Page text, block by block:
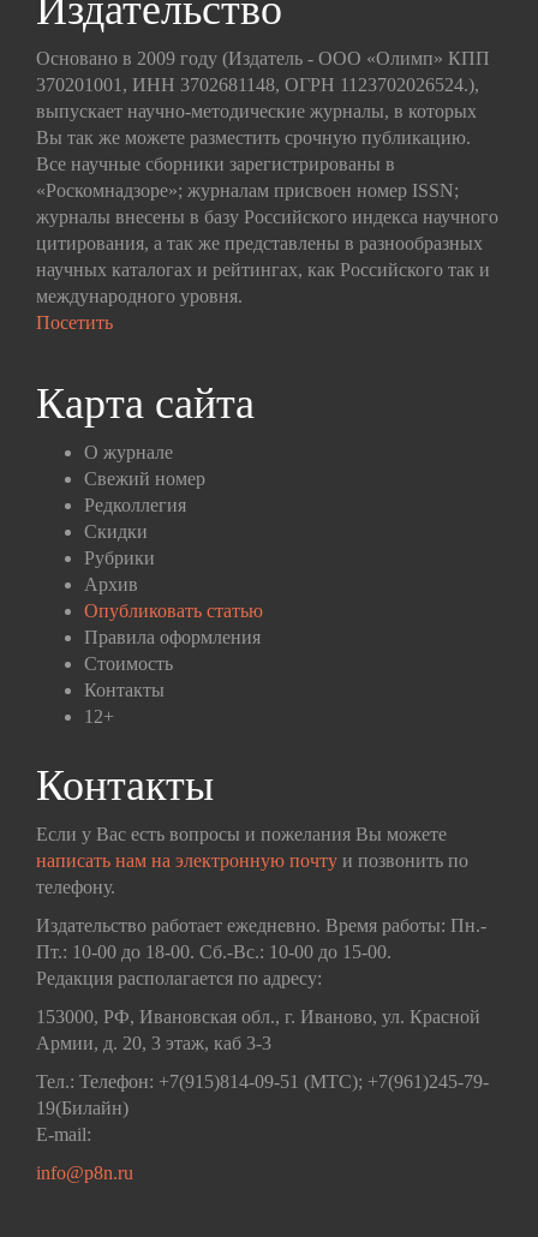
Издательство
Основано в 2009 году (Издатель - ООО «Олимп» КПП
370201001, ИНН 3702681148, ОГРН 1123702026524.),
выпускает научно-методические журналы, в которых
Вы так же можете разместить срочную публикацию.
Все научные сборники зарегистрированы в
«Роскомнадзоре»; журналам присвоен номер ISSN;
журналы внесены в базу Российского индекса научного
цитирования, а так же представлены в разнообразных
научных каталогах и рейтингах, как Российского так и
международного уровня.
Посетить
Карта сайта
О журнале
Свежий номер
Редколлегия
Скидки
Рубрики
Архив
Опубликовать статью
Правила оформления
Стоимость
Контакты
12+
Контакты
Если у Вас есть вопросы и пожелания Вы можете
написать нам на электронную почту и позвонить по
телефону.
Издательство работает ежедневно. Время работы: Пн.-
Пт.: 10-00 до 18-00. Сб.-Вс.: 10-00 до 15-00.
Редакция располагается по адресу:
153000, РФ, Ивановская обл., г. Иваново, ул. Красной
Армии, д. 20, 3 этаж, каб 3-3
Тел.: Телефон: +7(915)814-09-51 (МТС); +7(961)245-79-
19(Билайн)
E-mail:
info@p8n.ru